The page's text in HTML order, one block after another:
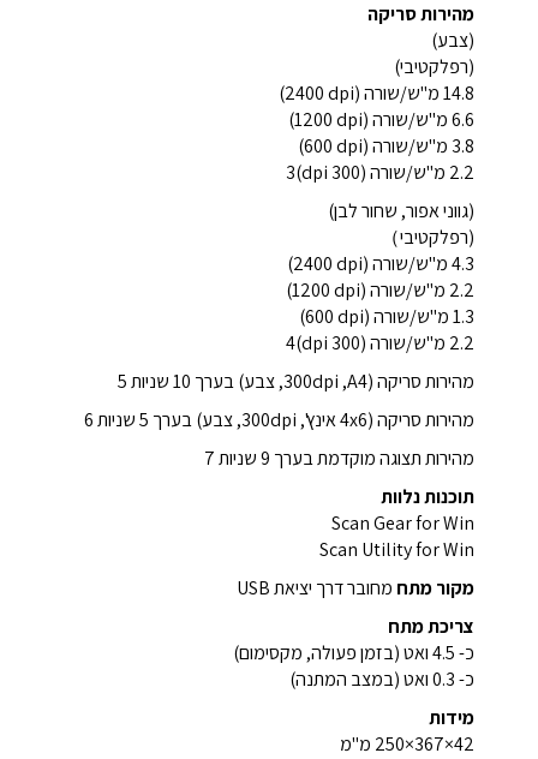
מהירות סריקה
(צבע)
(רפלקטיבי)
14.8 מ"ש/שורה (‎2400 dpi)
6.6 מ"ש/שורה (‎1200 dpi)
3.8 מ"ש/שורה (‎600 dpi)
2.2 מ"ש/שורה (300 dpi)3
(גווני אפור, שחור לבן)
(רפלקטיבי）
4.3 מ"ש/שורה (‎2400 dpi)
2.2 מ"ש/שורה (‎1200 dpi)
1.3 מ"ש/שורה (‎600 dpi)
2.2 מ"ש/שורה (300 dpi)4
מהירות סריקה (A4, ‏300dpi, צבע) בערך 10 שניות 5
מהירות סריקה (4x6 אינץ', 300dpi, צבע) בערך 5 שניות 6
מהירות תצוגה מוקדמת בערך 9 שניות 7
תוכנות נלוות
Scan Gear for Win
Scan Utility for Win
מקור מתח מחובר דרך יציאת USB
צריכת מתח
כ- 4.5 ואט (בזמן פעולה, מקסימום)
כ- 0.3 ואט (במצב המתנה)
מידות
‎250×367×42 מ"מ